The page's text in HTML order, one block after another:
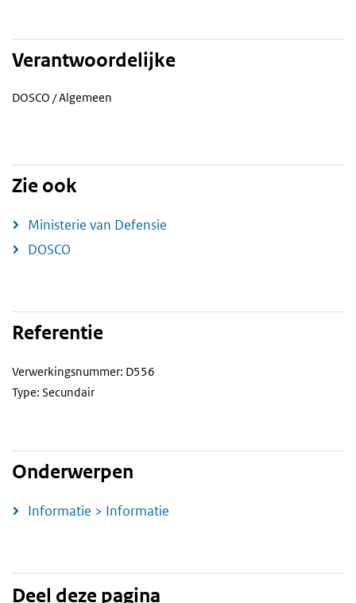
Verantwoordelijke
DOSCO / Algemeen
Zie ook
Ministerie van Defensie
DOSCO
Referentie
Verwerkingsnummer: D556
Type: Secundair
Onderwerpen
Informatie > Informatie
Deel deze pagina